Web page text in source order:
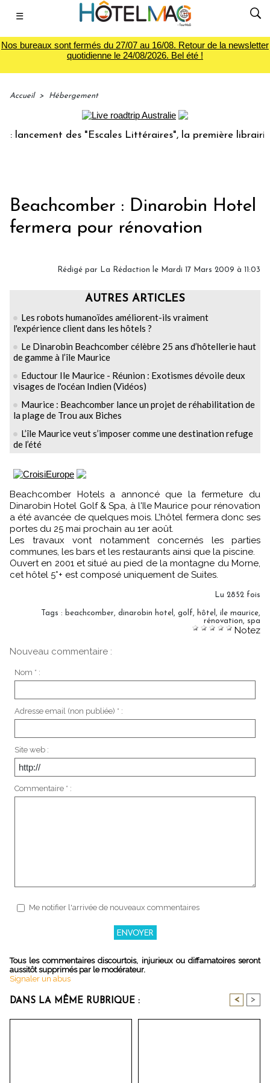
☰
Nos bureaux sont fermés du 27/07 au 16/08. Retour de la newsletter
quotidienne le 24/08/2026. Bel été !
Accueil > Hébergement
des "Escales Littéraires", la première librairie
Beachcomber : Dinarobin Hotel
fermera pour rénovation
Rédigé par La Rédaction le Mardi 17 Mars 2009 à 11:03
AUTRES ARTICLES
Les robots humanoïdes améliorent-ils vraiment
l'expérience client dans les hôtels ?
Le Dinarobin Beachcomber célèbre 25 ans d’hôtellerie haut
de gamme à l’île Maurice
Eductour Ile Maurice - Réunion : Exotismes dévoile deux
visages de l'océan Indien (Vidéos)
Maurice : Beachcomber lance un projet de réhabilitation de
la plage de Trou aux Biches
L’île Maurice veut s’imposer comme une destination refuge
de l’été
Beachcomber Hotels a annoncé que la fermeture du
Dinarobin Hotel Golf & Spa, à l'Ile Maurice pour rénovation
a été avancée de quelques mois. L’hôtel fermera donc ses
portes du 25 mai prochain au 1er août.
Les travaux vont notamment concernés les parties
communes, les bars et les restaurants ainsi que la piscine.
Ouvert en 2001 et situé au pied de la montagne du Morne,
cet hôtel 5*+ est composé uniquement de Suites.
Lu 2852 fois
Tags : beachcomber dinarobin hotel golf hôtel ile maurice
rénovation
spa
Notez
Nouveau commentaire :
Nom * :
Adresse email (non publiée) * :
Site web :
Commentaire * :
Me notifier l'arrivée de nouveaux commentaires
Tous les commentaires discourtois, injurieux ou diffamatoires seront
aussitôt supprimés par le modérateur.
Signaler un abus
DANS LA MÊME RUBRIQUE : < >